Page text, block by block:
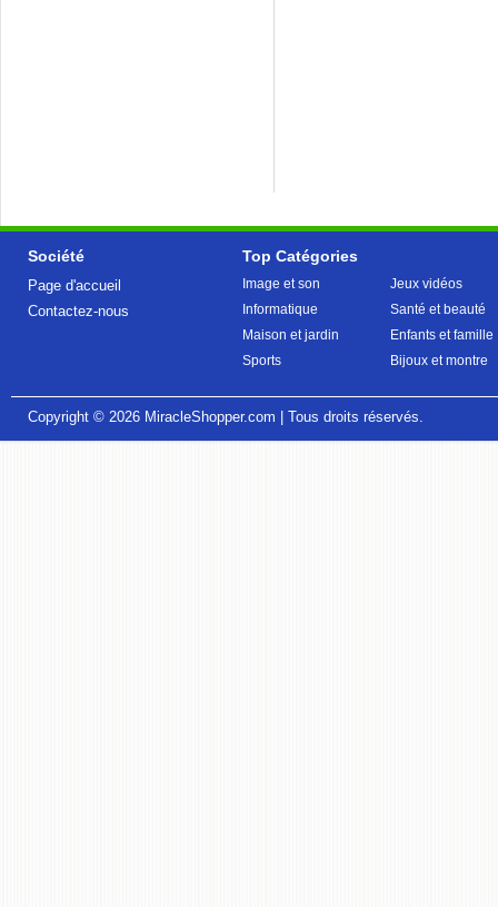
Société
Page d'accueil
Contactez-nous
Top Catégories
Image et son
Informatique
Maison et jardin
Sports
Jeux vidéos
Santé et beauté
Enfants et famille
Bijoux et montre
Copyright © 2026 MiracleShopper.com | Tous droits réservés.